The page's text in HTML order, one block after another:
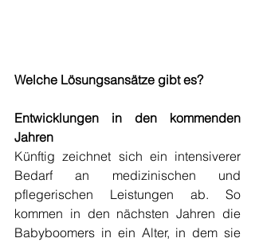
Welche Lösungsansätze gibt es?
Entwicklungen in den kommenden
Jahren
Künftig zeichnet sich ein intensiverer
Bedarf an medizinischen und
pflegerischen Leistungen ab. So
kommen in den nächsten Jahren die
Babyboomers in ein Alter, in dem sie